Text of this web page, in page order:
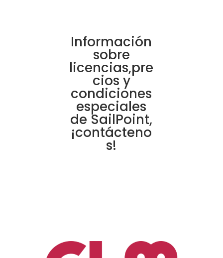
Información
sobre
licencias,pre
cios y
condiciones
especiales
de SailPoint,
¡contácteno
s!